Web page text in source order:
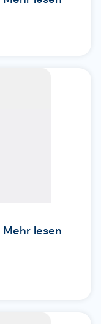
Mehr lesen